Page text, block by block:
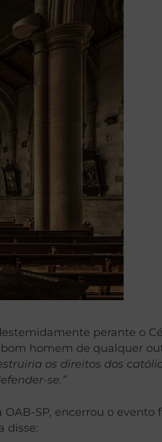
perante o
homem de qualquer
os direitos dos
se.”
SP, encerrou o evento
disse: